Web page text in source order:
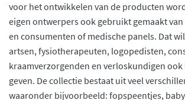
voor het ontwikkelen van de producten
eigen ontwerpers ook gebruikt gemaakt
en consumenten of medische panels. Dat
artsen, fysiotherapeuten, logopedisten,
kraamverzorgenden en verloskundigen
geven. De collectie bestaat uit veel
waaronder bijvoorbeeld: fopspeentjes,